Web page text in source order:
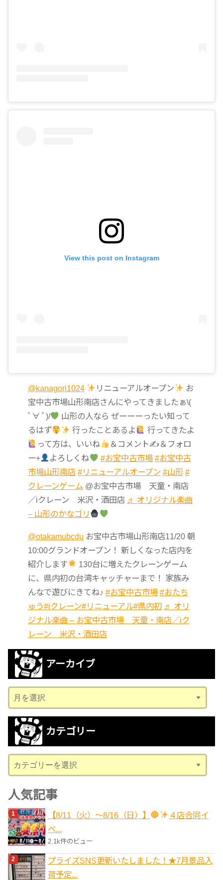
View this post on Instagram
@kanagori1024 リニューアルオープン
お
宝中古市場山形南店さんにやってきましたぁ\(
ﾟ∀ ﾟ)/
山形の人なら ぜーーーったい知って
るはず
行ったことあるよ
行ってきたよ
って方は、いいね
＆コメント✍ ＆フォロ
ー+
よろしくね #お宝中古市場 #お宝中古
市場山形南店 #リニューアルオープン #山形 #
クレーンゲーム @お宝中古市場 天童・南店
／iクレーン 米沢・酒田店 ♬ オリジナル楽曲
– 山形のかなゴリ
@otakamubcdu お宝中古市場山形南店11/20 朝
10:00グランドオープン！ 新しくなった店内を
紹介します
130台に増えたクレーンゲーム
に、県内初の台湾キャッチャーまで！ 家族み
んなで遊びにきてね♪ #お宝中古市場 #おたち
ゅう#iクレーン#リニューアル#県内初 ♬ オリ
ジナル楽曲 – お宝中古市場 天童・南店／iク
レーン 米沢・酒田店
アーカイブ
ー
カ
ブ
カテゴリー
テ
ゴ
リ
ー
人気記事
【8/11（火）～8/16（日）】
４店合同イ
ベ...
2.1k件のビュー
プライズSNS更新いたしました！★7月景品入
荷予定...